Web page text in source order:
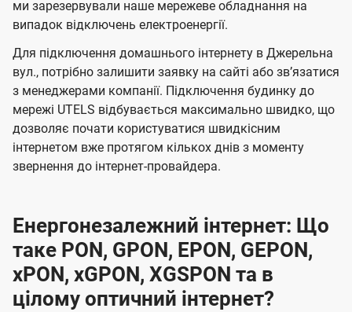
ми зарезервували наше мережеве обладнання на
випадок відключень електроенергії.
Для підключення домашнього інтернету в Джерельна
вул., потрібно залишити заявку на сайті або звʼязатися
з менеджерами компанії. Підключення будинку до
мережі UTELS відбувається максимально швидко, що
дозволяє почати користуватися швидкісним
інтернетом вже протягом кількох днів з моменту
звернення до інтернет-провайдера.
Енергонезалежний інтернет: Що
таке PON, GPON, EPON, GEPON,
xPON, xGPON, XGSPON та в
цілому оптичний інтернет?